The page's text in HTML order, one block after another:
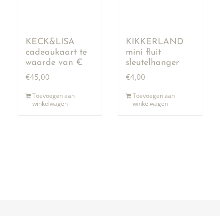
KECK&LISA
cadeaukaart te
waarde van €
50,00
€45,00
Toevoegen aan
winkelwagen
KIKKERLAND
mini fluit
sleutelhanger
€4,00
Toevoegen aan
winkelwagen